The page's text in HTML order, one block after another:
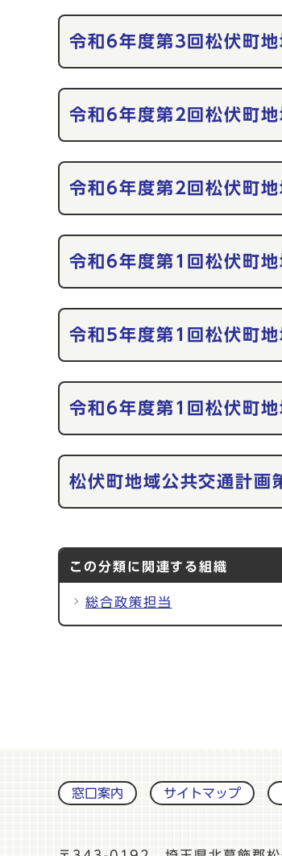
令和6年度第3回松伏町
令和6年度第2回松伏町地
令和6年度第2回松伏町
令和6年度第1回松伏町地
令和5年度第1回松伏町地
令和6年度第1回松伏町
松伏町地域公共交通計画
この分類に関連する組織
総合政策担当
窓口案内 サイトマップ